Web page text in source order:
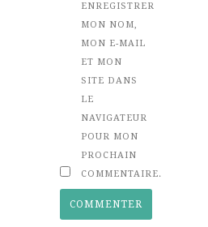
ENREGISTRER
MON NOM,
MON E-MAIL
ET MON
SITE DANS
LE
NAVIGATEUR
POUR MON
PROCHAIN
COMMENTAIRE.